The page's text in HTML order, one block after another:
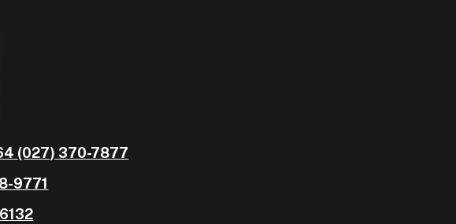
(027) 370-7877
9771